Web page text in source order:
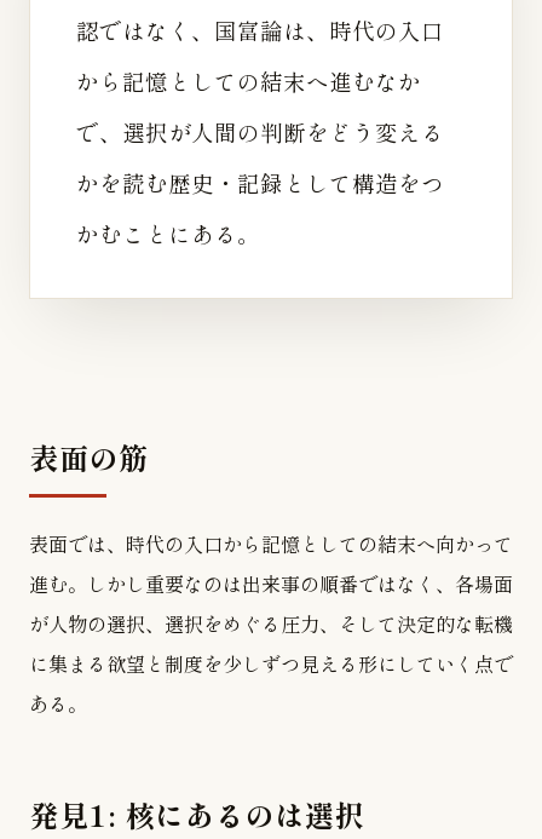
認ではなく、国富論は、時代の入口
から記憶としての結末へ進むなか
で、選択が人間の判断をどう変える
かを読む歴史・記録として構造をつ
かむことにある。
表面の筋
表面では、時代の入口から記憶としての結末へ向かって
進む。しかし重要なのは出来事の順番ではなく、各場面
が人物の選択、選択をめぐる圧力、そして決定的な転機
に集まる欲望と制度を少しずつ見える形にしていく点で
ある。
発見1: 核にあるのは選択